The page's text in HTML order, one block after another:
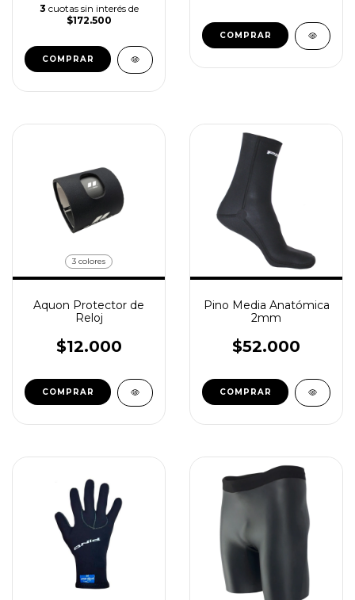
3 cuotas sin interés de
$172.500
COMPRAR
COMPRAR
3 colores
Aquon Protector de
Reloj
$12.000
COMPRAR
Pino Media Anatómica
2mm
$52.000
COMPRAR